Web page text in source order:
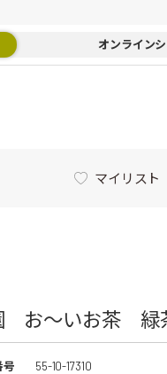
オンライン
マイリスト
お～いお茶 緑
号
55-10-17310